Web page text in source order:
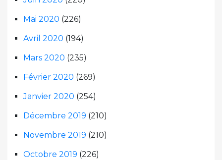
Mai 2020 (226)
Avril 2020 (194)
Mars 2020 (235)
Février 2020 (269)
Janvier 2020 (254)
Décembre 2019 (210)
Novembre 2019 (210)
Octobre 2019 (226)